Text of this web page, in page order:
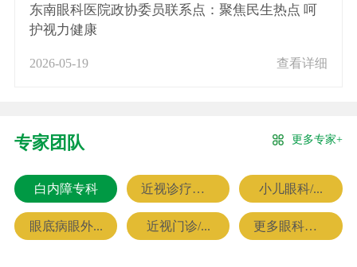
东南眼科医院政协委员联系点：聚焦民生热点 呵
护视力健康
2026-05-19 查看详细
专家团队 更多专家+
白内障专科 近视诊疗专科 小儿眼科/...
眼底病眼外... 近视门诊/... 更多眼科专家